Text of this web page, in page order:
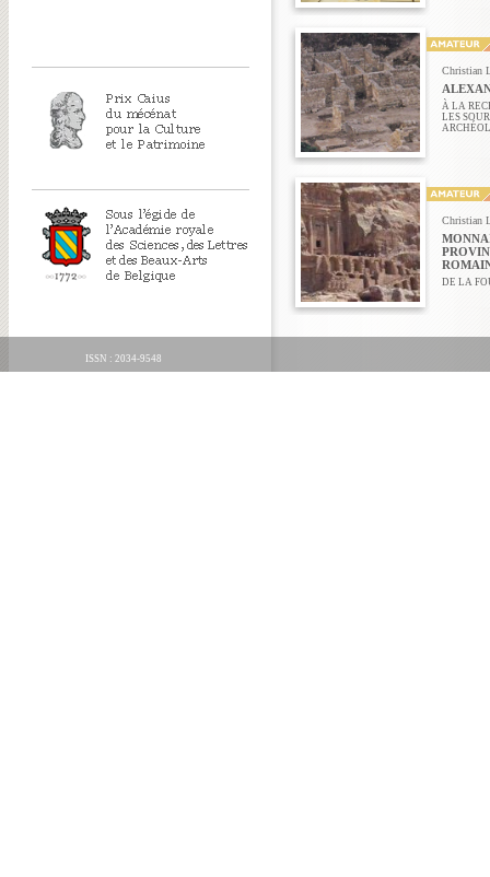
Christian
À LA
LES
Christian
DE LA
ISSN : 2034-9548